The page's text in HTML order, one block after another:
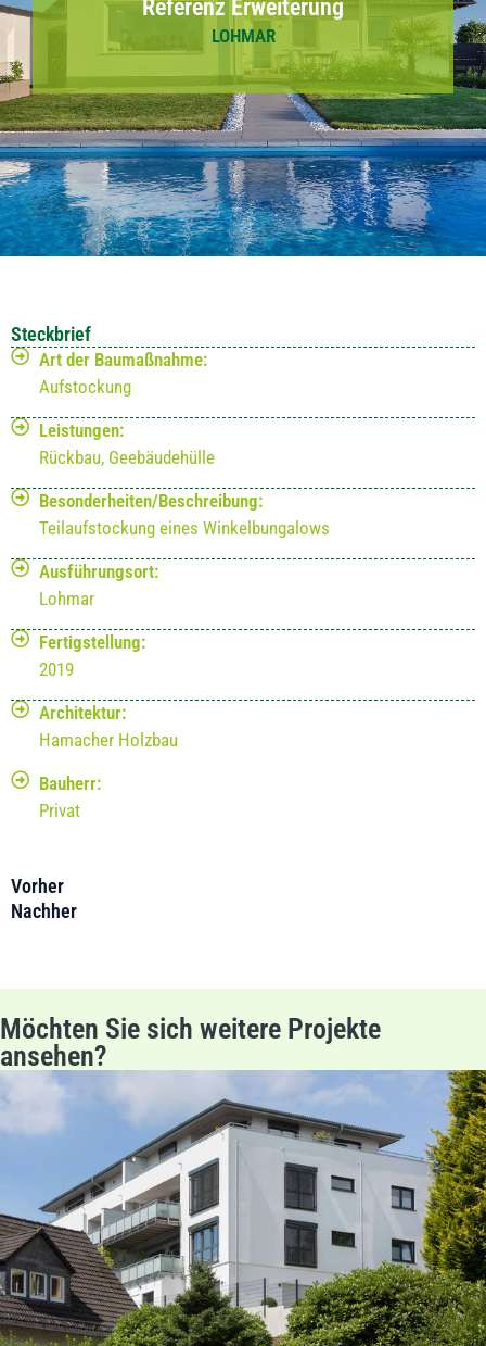
Referenz Erweiterung
LOHMAR
Steckbrief
Art der Baumaßnahme:
Aufstockung
Leistungen:
Rückbau, Geebäudehülle
Besonderheiten/Beschreibung:
Teilaufstockung eines Winkelbungalows
Ausführungsort:
Lohmar
Fertigstellung:
2019
Architektur:
Hamacher Holzbau
Bauherr:
Privat
Vorher
Nachher
Möchten Sie sich weitere Projekte
ansehen?